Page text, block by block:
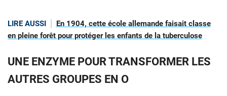
LIRE AUSSI
En 1904, cette école allemande faisait classe
en pleine forêt pour protéger les enfants de la tuberculose
UNE ENZYME POUR TRANSFORMER LES
AUTRES GROUPES EN O